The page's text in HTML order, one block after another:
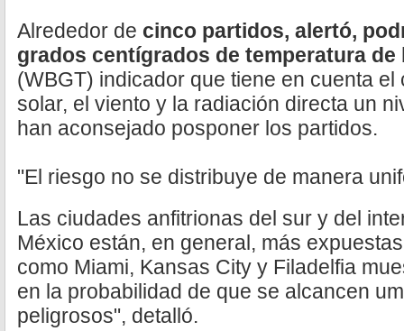
Alrededor de cinco partidos, alertó,
grados centígrados de temperatura
(WBGT) indicador que tiene en cuenta el
solar, el viento y la radiación directa un
han aconsejado posponer los partidos.
"El riesgo no se distribuye de manera
Las ciudades anfitrionas del sur y del
México están, en general, más
como Miami, Kansas City y Filadelfia
en la probabilidad de que se alcancen
peligrosos", detalló.